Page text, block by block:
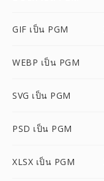
GIF เป็น PGM
WEBP เป็น PGM
SVG เป็น PGM
PSD เป็น PGM
XLSX เป็น PGM